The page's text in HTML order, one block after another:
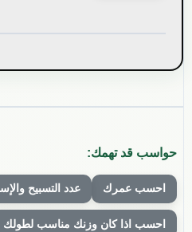
حواسب قد تهمك:
احسب عمرك عدد التسبيح
احسب اذا كان وزنك مناسب لطولك